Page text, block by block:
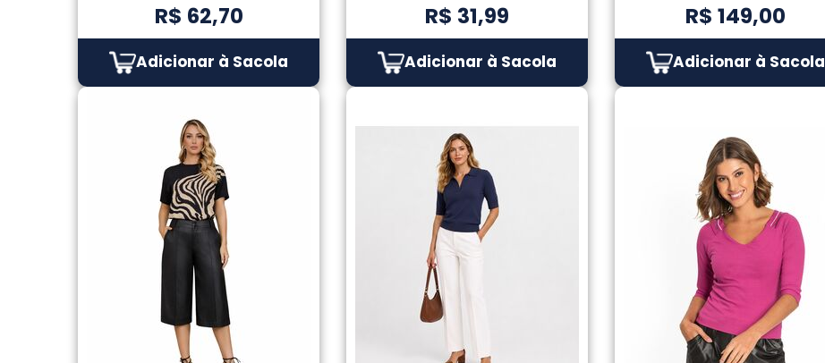
R$ 62,70
Adicionar à Sacola
R$ 31,99
Adicionar à Sacola
R$ 149,00
Adicionar à Sacola